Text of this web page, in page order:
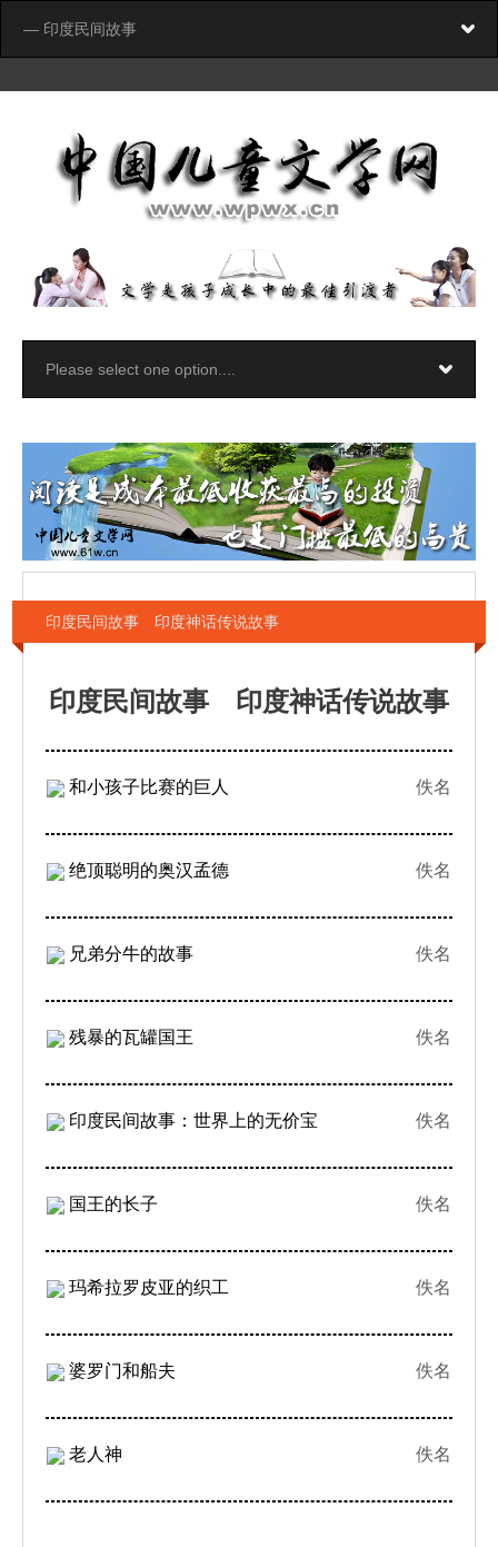
印度民间故事 印度神话传说故事
印度民间故事 印度神话传说故事
和小孩子比赛的巨人 佚名
绝顶聪明的奥汉孟德 佚名
兄弟分牛的故事 佚名
残暴的瓦罐国王 佚名
印度民间故事：世界上的无价宝 佚名
国王的长子 佚名
玛希拉罗皮亚的织工 佚名
婆罗门和船夫 佚名
老人神 佚名